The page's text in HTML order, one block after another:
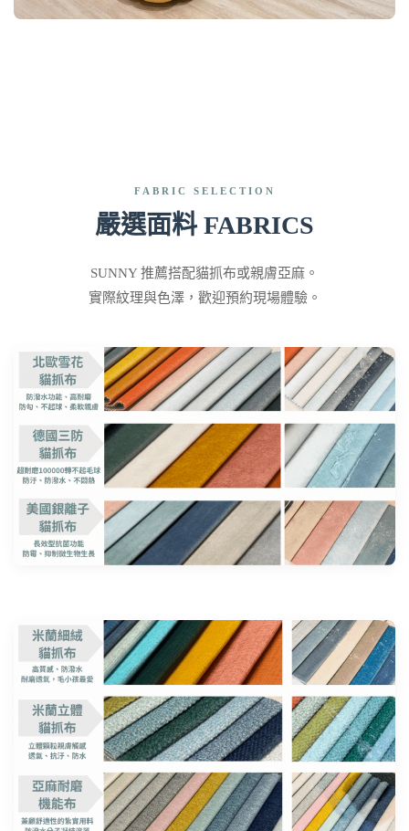
FABRIC SELECTION
嚴選面料 FABRICS
SUNNY 推薦搭配貓抓布或親膚亞麻。
實際紋理與色澤，歡迎預約現場體驗。